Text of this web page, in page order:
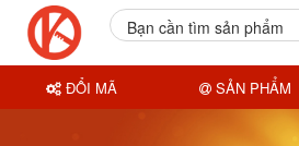
Bạn cần tìm sản phẩm
ĐỔI MÃ SẢN PHẨM